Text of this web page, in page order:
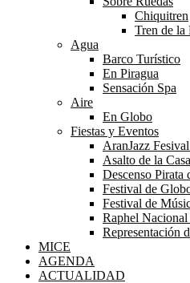
Chiquitren
Tren de la
Agua
Barco Turístico
En Piragua
Sensación Spa
Aire
En Globo
Fiestas y Eventos
AranJazz
Asalto de la
Descenso Pirata
Festival de
Festival de
Raphel
Representación
MICE
AGENDA
ACTUALIDAD